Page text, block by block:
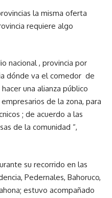
la misma oferta
requiere algo
nacional , provincia por
dónde va el comedor de
una alianza público
de la zona, para
; de acuerdo a las
de la comunidad “,
su recorrido en las
Pedernales, Bahoruco,
estuvo acompañado